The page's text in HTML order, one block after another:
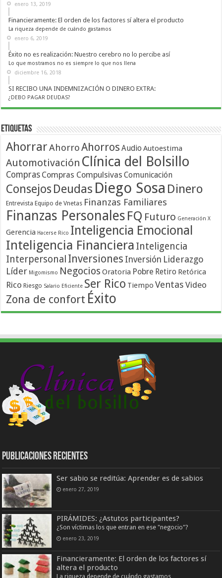
enero 13, 2019
Financieramente: El orden de los factores sí altera el producto
La riqueza depende de cuándo gastamos
enero 6, 2019
Éxito no es realización: Nuestro cerebro no lo percibe así
Lo que mostramos no es siempre lo que nos llena
diciembre 16, 2018
SI RECIBO UNA INDEMNIZACIÓN O DINERO EXTRA:
¿DEBO PAGAR DEUDAS?
Etiquetas
AhorrarAhorroAhorros Audio Autoestima
Automotivación Clínica del Bolsillo
Compras Compras Compulsivas Comunicación
Consejos Deudas Diego Sosa Dinero
Entrevista Equipo de Vnetas Finanzas Familiares
Finanzas Personales FQ Futuro Generación X
Gerencia Hacerse Rico Inteligencia Emocional
Inteligencia Financiera Inteligencia
Interpersonal Inversiones Inversión Liderazgo
Líder Migomismo Negocios Oratoria Pobre Retiro Retórica
Rico Riesgo Salario Eficiente Ser Rico Tiempo Ventas Video
Zona de confort Éxito
Publicaciones Recientes
Ser sabio se reditúa: Aprender es de sabios
enero 27, 2019
PIRÁMIDES: ¿Astutos participantes?
¿Son víctimas los que entran en ese "negocio"?
enero 23, 2019
Financieramente: El orden de los factores sí
altera el producto
La riqueza depende de cuándo gastamos